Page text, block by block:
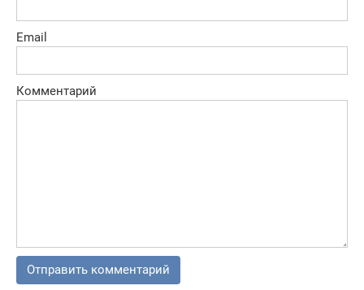
Email
Комментарий